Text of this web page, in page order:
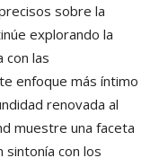
sobre la
explorando la
con las
enfoque más íntimo
renovada al
muestre una faceta
sintonía con los